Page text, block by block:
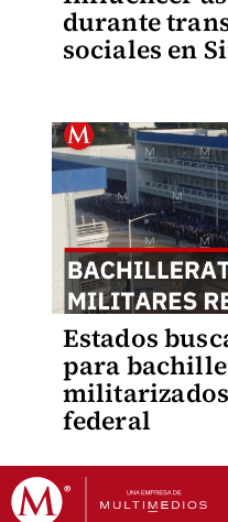
durante
sociales en
Estados
para
federal